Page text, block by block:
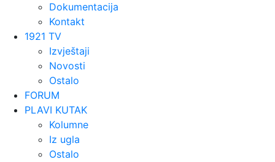
Dokumentacija
Kontakt
1921 TV
Izvještaji
Novosti
Ostalo
FORUM
PLAVI KUTAK
Kolumne
Iz ugla
Ostalo